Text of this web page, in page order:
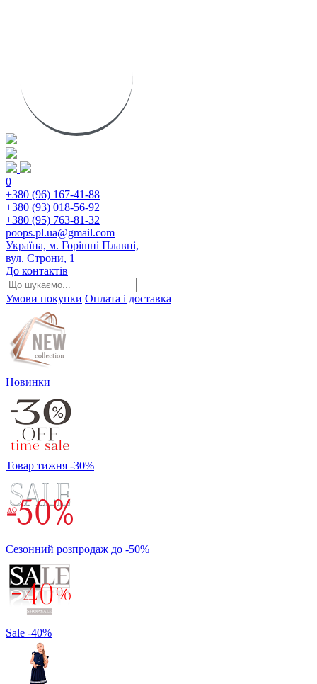
0
+380 (96) 167-41-88
+380 (93) 018-56-92
+380 (95) 763-81-32
poops.pl.ua@gmail.com
Україна, м. Горішні Плавні,
вул. Строни, 1
До контактів
Умови покупки Оплата і доставка
Новинки
Товар тижня -30%
Сезонний розпродаж до -50%
Sale -40%